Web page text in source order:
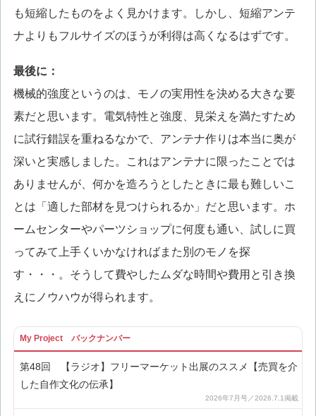
も短縮したものをよく見かけます。しかし、短縮アンテ
ナよりもフルサイズのほうが利得は高くなるはずです。
最後に：
機械的強度というのは、モノの実用性を決める大きな要
素だと思います。電気特性と強度、見栄えを満たすため
に試行錯誤を重ねるなかで、アンテナ作りは本当に奥が
深いと実感しました。これはアンテナに限ったことでは
ありませんが、何かを造ろうとしたときに最も難しいこ
とは「適した部材を見つけられるか」だと思います。ホ
ームセンターやパーツショップに何度も通い、試しに買
ってみて上手くいかなければまた別のモノを探
す・・・。そうして費やしたムダな時間や費用と引き換
えにノウハウが得られます。
My Project バックナンバー
第48回 【ラジオ】フリーマーケット出展のススメ【売買を介
した自作文化の伝承】